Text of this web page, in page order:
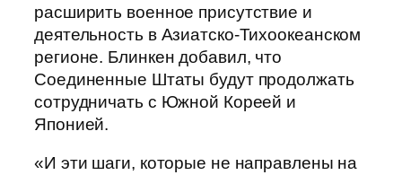
расширить военное присутствие и
деятельность в Азиатско-Тихоокеанском
регионе. Блинкен добавил, что
Соединенные Штаты будут продолжать
сотрудничать с Южной Кореей и
Японией.
«И эти шаги, которые не направлены на